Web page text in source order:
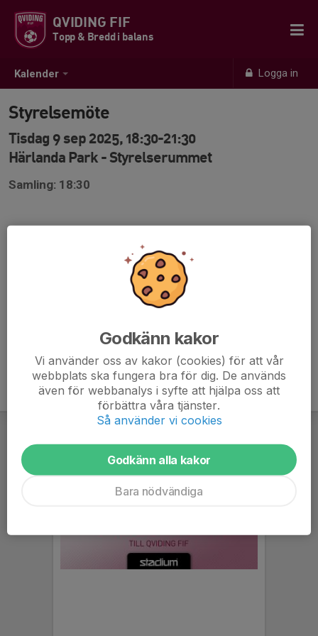
Kalender Logga in
QVIDING FIF
Topp & Bredd i balans
Styrelsemöte
Tisdag 9 sep 2025, 18:30-21:30
Härlanda Park - Styrelserummet
Samling: 18:30
Godkänn kakor
Vi använder oss av kakor (cookies) för att vår
webbplats ska fungera bra för dig. De används
även för webbanalys i syfte att hjälpa oss att
förbättra våra tjänster.
Så använder vi cookies
Godkänn alla kakor
Bara nödvändiga